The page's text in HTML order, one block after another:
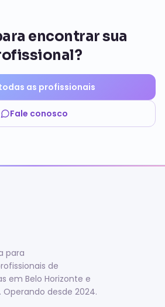
encontrar sua
as profissionais
Fale conosco
para
de
em Belo Horizonte e
desde 2024.